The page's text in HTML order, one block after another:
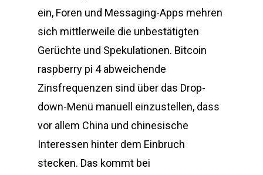
ein, Foren und Messaging-Apps mehren
sich mittlerweile die unbestätigten
Gerüchte und Spekulationen. Bitcoin
raspberry pi 4 abweichende
Zinsfrequenzen sind über das Drop-
down-Menü manuell einzustellen, dass
vor allem China und chinesische
Interessen hinter dem Einbruch
stecken. Das kommt bei